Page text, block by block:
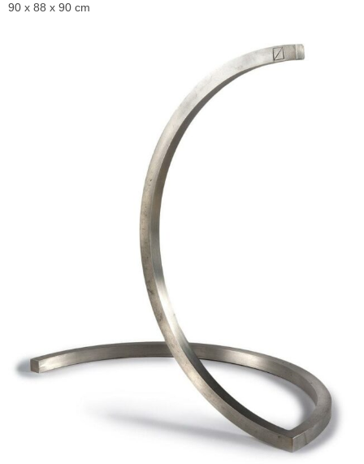
90 x 88 x 90 cm